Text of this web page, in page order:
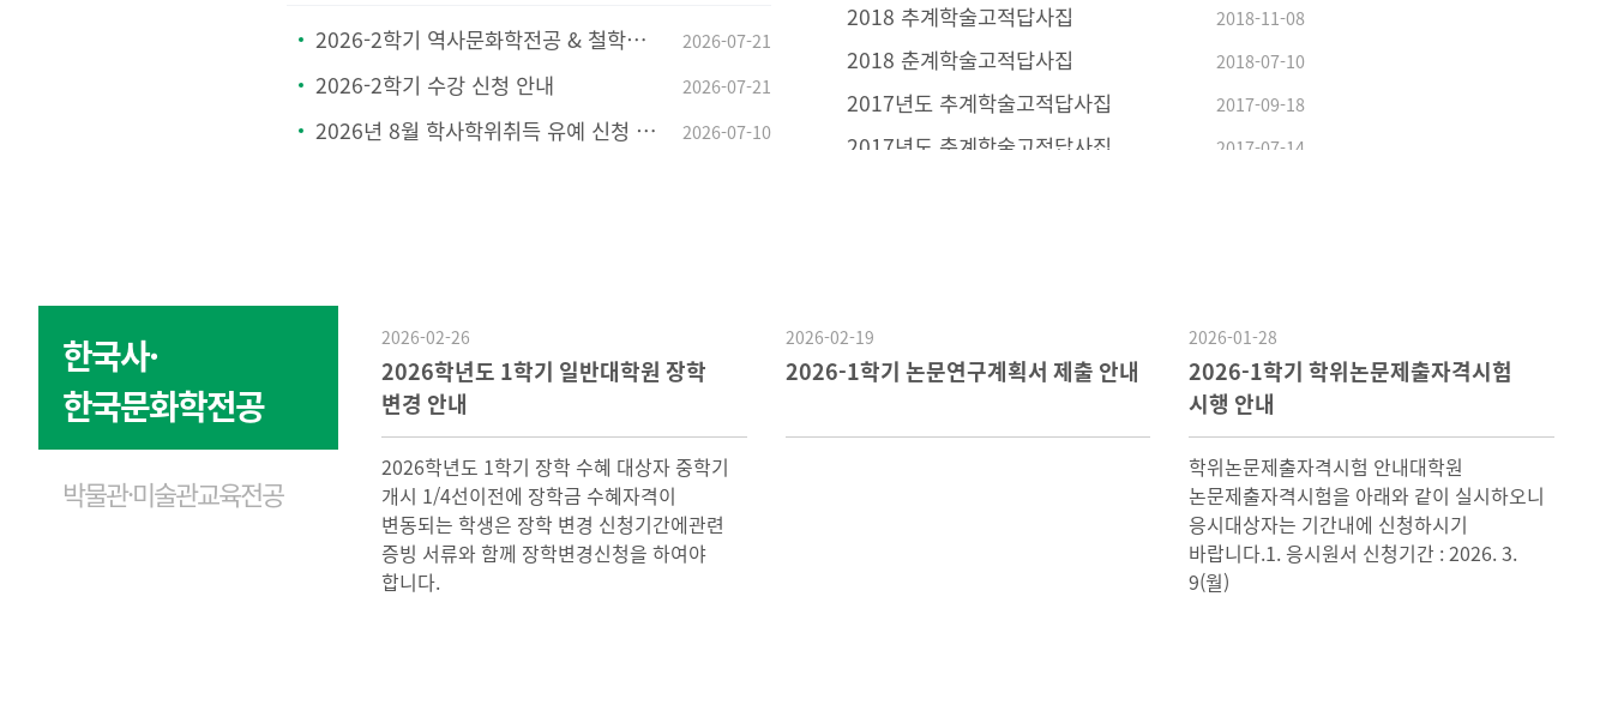
2026-07-21
2026-2학기 역사문화학전공 & 철학상담학전공 전공공통과목 지정 안내
2026-07-21
2026-2학기 수강 신청 안내
2026-07-10
2026년 8월 학사학위취득 유예 신청 안내
2018-11-08
2018 추계학술고적답사집
2018-07-10
2018 춘계학술고적답사집
2017-09-18
2017년도 추계학술고적답사집
2017-07-14
2017년도 춘계학술고적답사집
한국사·
한국문화학전공
박물관·미술관교육전공
2026-02-26
2026학년도 1학기 일반대학원 장학
변경 안내
2026학년도 1학기 장학 수혜 대상자 중학기
개시 1/4선이전에 장학금 수혜자격이
변동되는 학생은 장학 변경 신청기간에관련
증빙 서류와 함께 장학변경신청을 하여야
합니다.
2026-02-19
2026-1학기 논문연구계획서 제출 안내
2026-01-28
2026-1학기 학위논문제출자격시험
시행 안내
학위논문제출자격시험 안내대학원
논문제출자격시험을 아래와 같이 실시하오니
응시대상자는 기간내에 신청하시기
바랍니다.1. 응시원서 신청기간 : 2026. 3.
9(월)